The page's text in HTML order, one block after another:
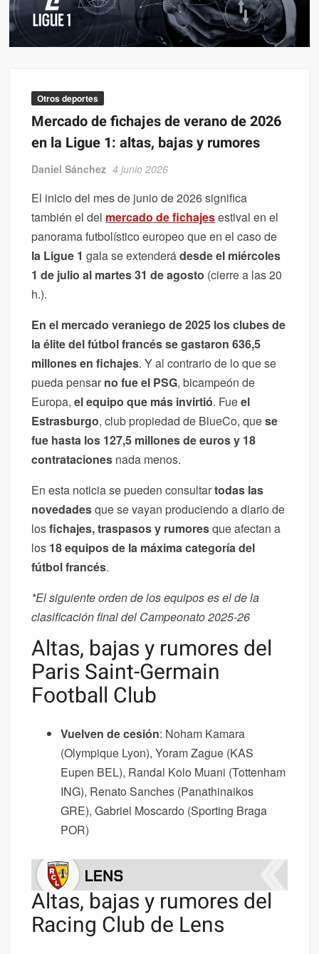
El Athletic pasa examen en Marsella
Otros deportes
Mercado de fichajes de verano de 2026
en la Ligue 1: altas, bajas y rumores
Daniel Sánchez 4 junio 2026
El inicio del mes de junio de 2026 significa
también el del mercado de fichajesestival en el
panorama futbolístico europeo que en el caso de
la Ligue 1 gala se extenderádesde el miércoles
1 de julio al martes 31 de agosto (cierre a las 20
h.).
En el mercado veraniego de 2025 los clubes de
la élite del fútbol francés se gastaron 636,5
millones en fichajes. Y al contrario de lo que se
pueda pensar no fue el PSG, bicampeón de
Europa,el equipo que más invirtió. Fueel
Estrasburgo, club propiedad de BlueCo, quese
fue hasta los 127,5 millones de euros y 18
contrataciones nada menos.
En esta noticia se pueden consultartodas las
novedadesque se vayan produciendo a diario de
losfichajes, traspasos y rumoresque afectan a
los 18 equipos de la máxima categoría del
fútbol francés.
*El siguiente orden de los equipos es el de la
clasificación final del Campeonato 2025-26
Altas, bajas y rumores del
Paris Saint-Germain
Football Club
Vuelven de cesión: Noham Kamara
(Olympique Lyon), Yoram Zague (KAS
Eupen BEL), Randal Kolo Muani (Tottenham
ING), Renato Sanches (Panathinaikos
GRE), Gabriel Moscardo (Sporting Braga
POR)
Altas, bajas y rumores del
Racing Club de Lens